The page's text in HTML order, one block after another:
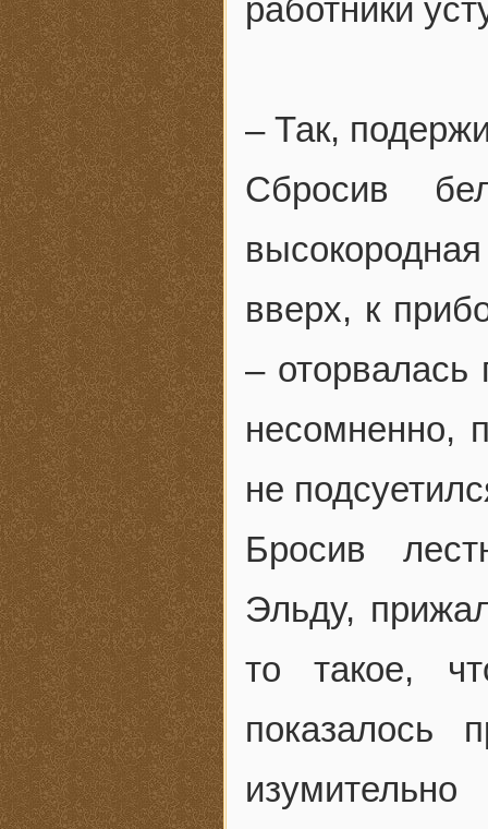
работники
– Так,
Сбросив
вверх, к
–
несомненно,
не
Бросив
Эльду,
то такое,
показалось